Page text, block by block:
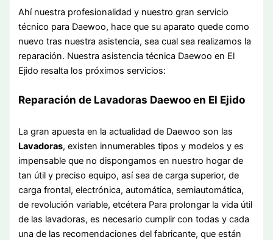
Ahí nuestra profesionalidad y nuestro gran servicio
técnico para Daewoo, hace que su aparato quede como
nuevo tras nuestra asistencia, sea cual sea realizamos la
reparación. Nuestra asistencia técnica Daewoo en El
Ejido resalta los próximos servicios:
Reparación de Lavadoras Daewoo en El Ejido
La gran apuesta en la actualidad de Daewoo son las
Lavadoras, existen innumerables tipos y modelos y es
impensable que no dispongamos en nuestro hogar de
tan útil y preciso equipo, así sea de carga superior, de
carga frontal, electrónica, automática, semiautomática,
de revolución variable, etcétera Para prolongar la vida útil
de las lavadoras, es necesario cumplir con todas y cada
una de las recomendaciones del fabricante, que están